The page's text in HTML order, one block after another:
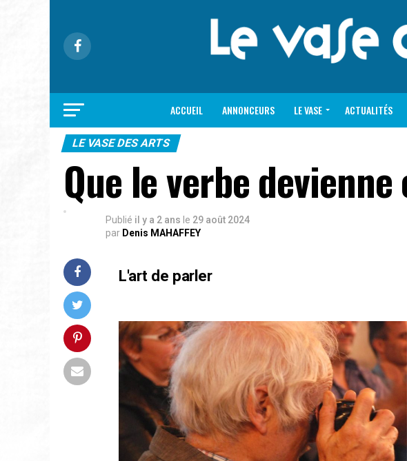
ACCUEIL ANNONCEURS LE VASE ACTUALITÉS
LE VASE DES ARTS
Que le verbe
Publié il y a 2 ans le 29 août 2024
par Denis MAHAFFEY
L'art de parler